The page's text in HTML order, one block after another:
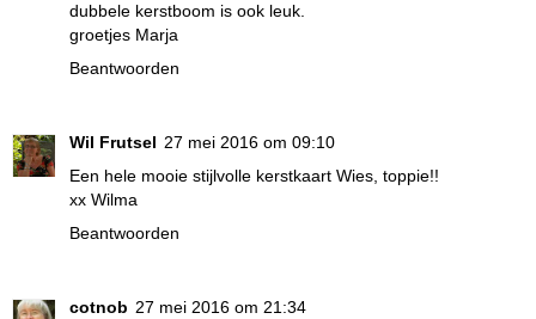
dubbele kerstboom is ook leuk.
groetjes Marja
Beantwoorden
Wil Frutsel 27 mei 2016 om 09:10
Een hele mooie stijlvolle kerstkaart Wies, toppie!!
xx Wilma
Beantwoorden
cotnob 27 mei 2016 om 21:34